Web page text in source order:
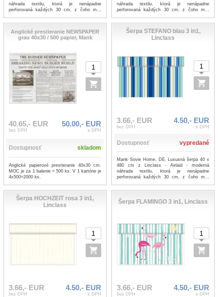
náhrada textilu, ktorá je nenápadne
perforovaná každých 30 cm, z čoho m...
náhrada textilu, ktorá je nenápadne
perforovaná každých 30 cm, z čoho m...
Anglické prestieranie NEWSPAPER
grau 40x30 / 500 papier, Mank
40.65,- EUR
bez DPH
50.00,- EUR
s DPH
Dostupnosť skladom
Anglické papierové prestieranie 40x30 cm.
MOC je za 1 balenie = 500 ks. V 1 kartóne je
4x500=2000 ks.
Šerpa STEFANO blau 3 in1,
Linclass
3.66,- EUR
bez DPH
4.50,- EUR
s DPH
Dostupnosť vypredané
Mank Sovie Home, DE. Luxusná šerpa 40 x
480 cm z Linclass - Airlaid - moderná
náhrada textilu, ktorá je nenápadne
perforovaná každých 30 cm, z čoho m...
Šerpa HOCHZEIT rosa 3 in1,
Linclass
3.66,- EUR
bez DPH
4.50,- EUR
s DPH
Šerpa FLAMINGO 3 in1, Linclass
3.66,- EUR
bez DPH
4.50,- EUR
s DPH